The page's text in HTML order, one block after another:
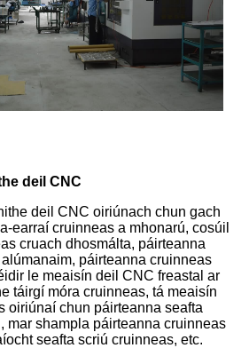
deil CNC
deil CNC oiriúnach chun gach
earraí cruinneas a mhonarú, cosúil
cruach dhosmálta, páirteanna
páirteanna cruinneas
le meaisín deil CNC freastal ar
táirgí móra cruinneas, tá meaisín
oiriúnaí chun páirteanna seafta
mar shampla páirteanna cruinneas
seafta scriú cruinneas, etc.